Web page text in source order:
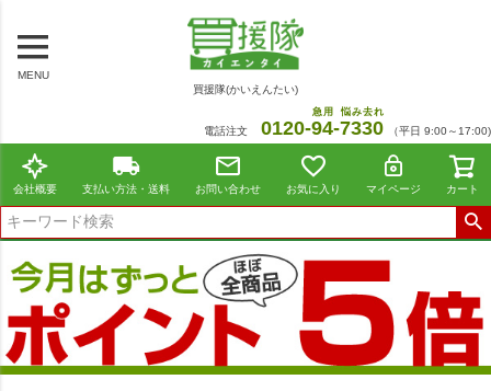
MENU
買援隊(かいえんたい)
電話注文 0120-94
急用
-7330
悩み去れ
（平日 9:00～17:00)
会社概要 支払い方法・送料 お問い合わせ お気に入り マイページ カート